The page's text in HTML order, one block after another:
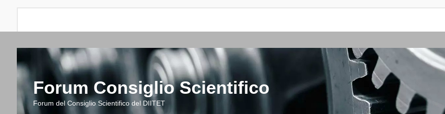
Forum Consiglio Scientifico
Forum del Consiglio Scientifico del DIITET